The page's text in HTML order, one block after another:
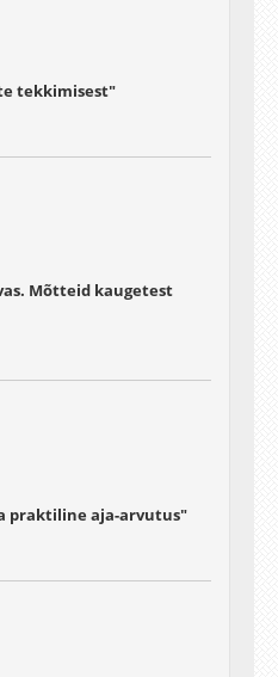
tekkimisest"
Mõtteid kaugetest
praktiline aja-arvutus"